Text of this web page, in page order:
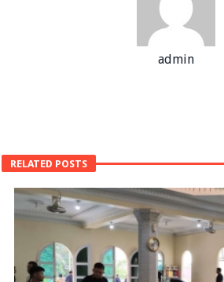
admin
RELATED POSTS